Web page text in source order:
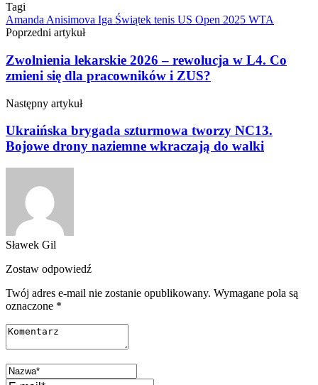
Tagi
Amanda Anisimova Iga Świątek tenis US Open 2025 WTA
Poprzedni artykuł
Zwolnienia lekarskie 2026 – rewolucja w L4. Co
zmieni się dla pracowników i ZUS?
Następny artykuł
Ukraińska brygada szturmowa tworzy NC13.
Bojowe drony naziemne wkraczają do walki
Sławek Gil
Zostaw odpowiedź
Twój adres e-mail nie zostanie opublikowany. Wymagane pola są
oznaczone *